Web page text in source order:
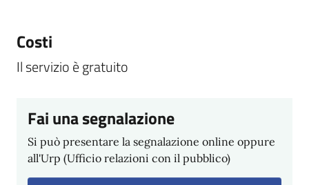
Costi
Il servizio è gratuito
Fai una segnalazione
Si può presentare la segnalazione online oppure
all'Urp (Ufficio relazioni con il pubblico)